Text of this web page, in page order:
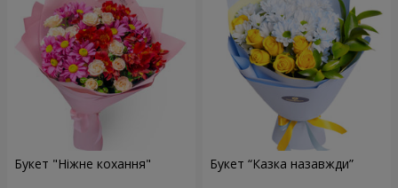
Букет "Ніжне кохання" Букет “Казка назавжди”